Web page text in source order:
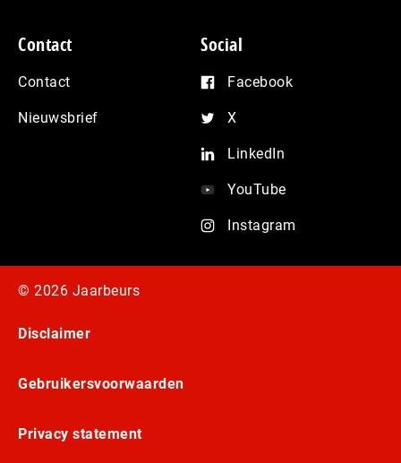
Contact
Contact
Nieuwsbrief
Social
Facebook
X
LinkedIn
YouTube
Instagram
© 2026 Jaarbeurs
Disclaimer
Gebruikersvoorwaarden
Privacy statement